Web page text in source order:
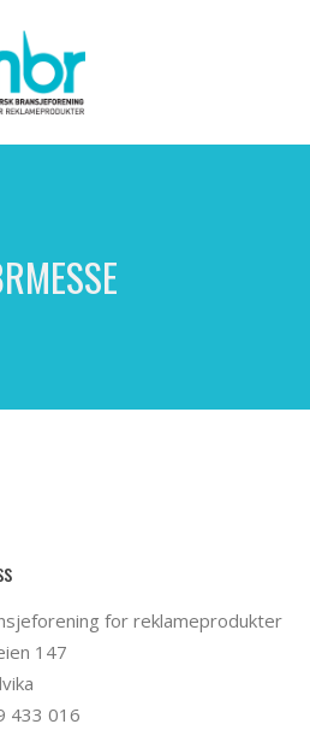
for reklameprodukter
147
433 016